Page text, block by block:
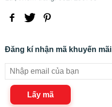
Đăng kí nhận mã khuyến mãi
Lấy mã